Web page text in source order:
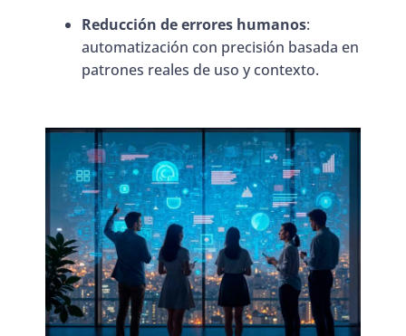
Reducción de errores humanos:
automatización con precisión basada en
patrones reales de uso y contexto.